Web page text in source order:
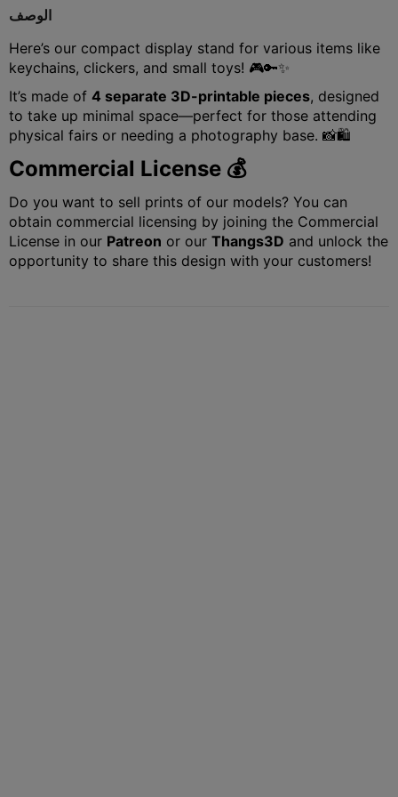
الوصف
Here’s our compact display stand for various items like
keychains, clickers, and small toys! 🎮🔑✨
It’s made of 4 separate 3D-printable pieces, designed
to take up minimal space—perfect for those attending
physical fairs or needing a photography base. 📸🛍️
Commercial License 💰
Do you want to sell prints of our models? You can
obtain commercial licensing by joining the Commercial
License in our Patreon or our Thangs3D and unlock the
opportunity to share this design with your customers!